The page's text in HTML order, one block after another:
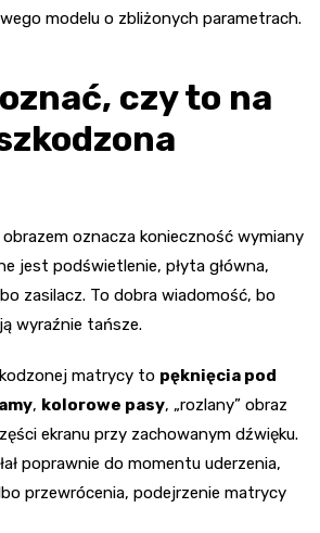
modelu o zbliżonych parametrach.
czy to na
obrazem oznacza konieczność wymiany
jest podświetlenie, płyta główna,
zasilacz. To dobra wiadomość, bo
wyraźnie tańsze.
matrycy to pęknięcia pod
, kolorowe pasy, „rozlany” obraz
ekranu przy zachowanym dźwięku.
poprawnie do momentu uderzenia,
przewrócenia, podejrzenie matrycy